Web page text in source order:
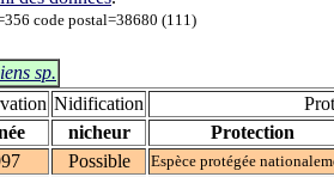
code postal=38680 (111)
sp.
Nidification
nicheur Protection
Possible Espèce protégée